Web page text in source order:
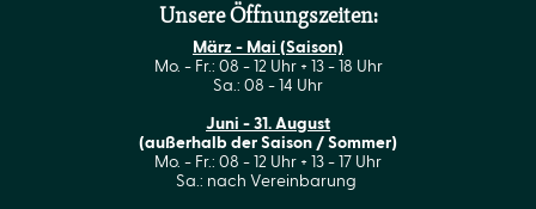
Unsere Öffnungszeiten:
März - Mai (Saison)
Mo. - Fr.: 08 - 12 Uhr + 13 - 18 Uhr
Sa.: 08 - 14 Uhr
Juni - 31. August
(außerhalb der Saison / Sommer)
Mo. - Fr.: 08 - 12 Uhr + 13 - 17 Uhr
Sa.: nach Vereinbarung